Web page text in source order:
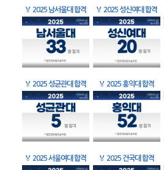
🏅 2025 남서울대 합격 🏅 2025 성신여대 합격
🏅 2025 성균관대 합격 🏅 2025 홍익대 합격
🏅 2025 서울여대 합격 🏅 2025 건국대 합격